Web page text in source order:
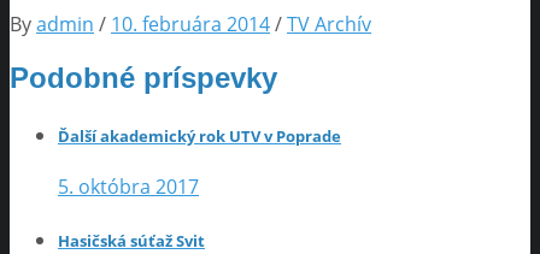
Byadmin / 10. februára 2014/TV Archív
Podobné príspevky
Ďalší akademický rok UTV v Poprade
5. októbra 2017
Hasičská súťaž Svit